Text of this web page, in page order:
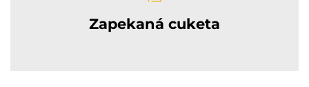
Zapekaná cuketa